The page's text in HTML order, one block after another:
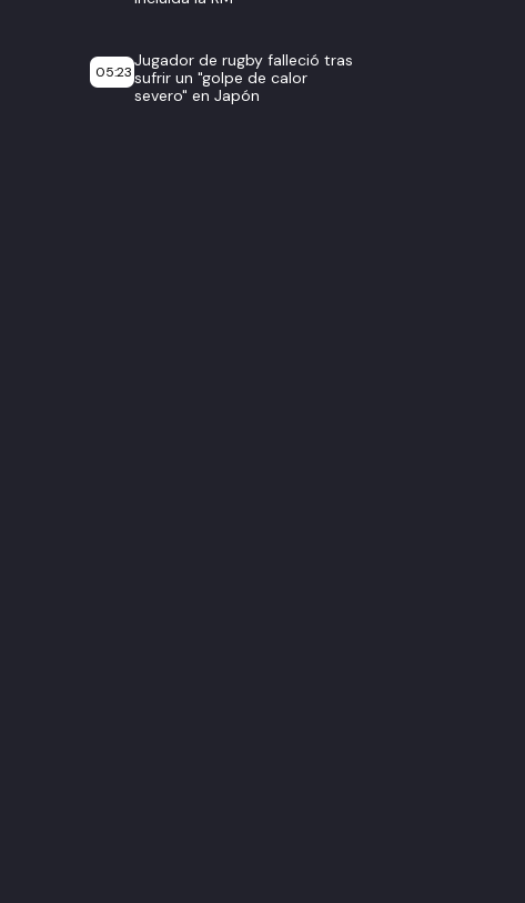
05:23
Jugador de rugby falleció tras
sufrir un "golpe de calor
severo" en Japón